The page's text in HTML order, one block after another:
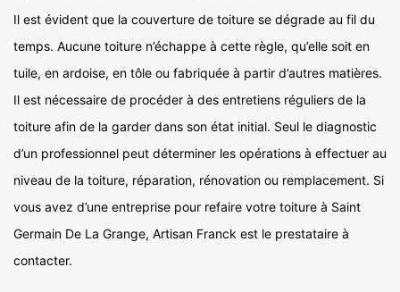
Il est évident que la couverture de toiture se dégrade au fil du
temps. Aucune toiture n’échappe à cette règle, qu’elle soit en
tuile, en ardoise, en tôle ou fabriquée à partir d’autres matières.
Il est nécessaire de procéder à des entretiens réguliers de la
toiture afin de la garder dans son état initial. Seul le diagnostic
d’un professionnel peut déterminer les opérations à effectuer au
niveau de la toiture, réparation, rénovation ou remplacement. Si
vous avez d’une entreprise pour refaire votre toiture à Saint
Germain De La Grange, Artisan Franck est le prestataire à
contacter.